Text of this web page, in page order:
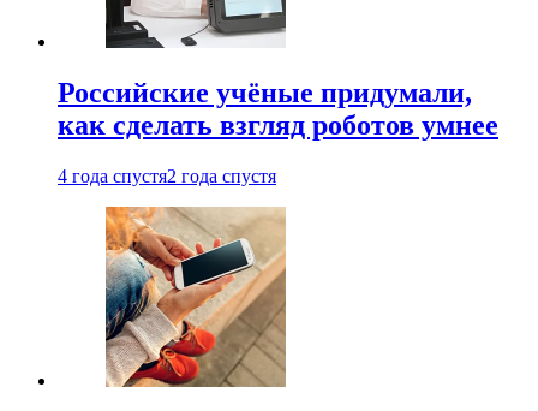
Российские учёные придумали,
как сделать взгляд роботов умнее
4 года спустя2 года спустя